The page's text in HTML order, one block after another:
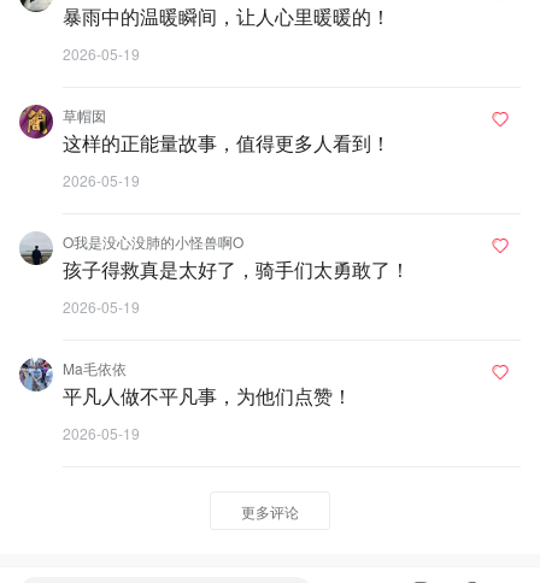
暴雨中的温暖瞬间，让人心里暖暖的！
2026-05-19
草帽囡
这样的正能量故事，值得更多人看到！
2026-05-19
O我是没心没肺的小怪兽啊O
孩子得救真是太好了，骑手们太勇敢了！
2026-05-19
Ma毛依依
平凡人做不平凡事，为他们点赞！
2026-05-19
更多评论